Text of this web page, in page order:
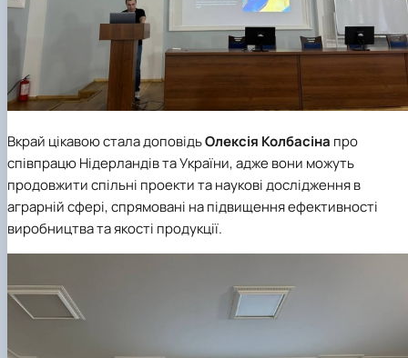
Вкрай цікавою стала доповідьОлексія Колбасіна про
співпрацю Нідерландів та України, адже вони можуть
продовжити спільні проекти та наукові дослідження в
аграрній сфері, спрямовані на підвищення ефективності
виробництва та якості продукції.